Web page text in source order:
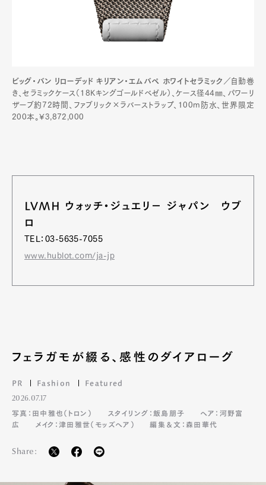
Art&Design Watch Fashion
Gourmet Cars
Product
ビッグ・バン リローデッド キリアン・エムバペ ホワイトセラミック ／自動巻
き、セラミックケース（18Kキングゴールドベゼル）、ケース径44㎜、パワーリ
ザーブ約72時間、ファブリック×ラバーストラップ、100m防水、世界限定
200本。¥3,872,000
LVMH ウォッチ・ジュエリ－ ジャパン ウブ
ロ
TEL：03-5635-7055
www.hublot.com/ja-jp
フェラガモが綴る、感性のダイアローグ
PR Fashion Featured
2026.07.17
写真：田中雅也（トロン）
スタイリング：飯島朋子
ヘア：河野富
広
メイク：津田雅世（モッズヘア） 編集＆文：森田華代
Share: